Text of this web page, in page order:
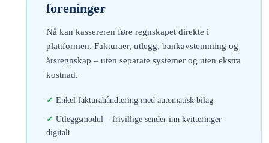
foreninger
Nå kan kassereren føre regnskapet direkte i
plattformen. Fakturaer, utlegg, bankavstemming og
årsregnskap – uten separate systemer og uten ekstra
kostnad.
Enkel fakturahåndtering med automatisk bilag
Utleggsmodul – frivillige sender inn kvitteringer
digitalt